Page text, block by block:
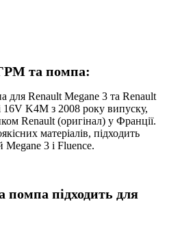
та помпа:
Renault Megane 3 та Renault
K4M з 2008 року випуску,
Renault (оригінал) у Франції.
матеріалів, підходить
Megane 3 і Fluence.
підходить для